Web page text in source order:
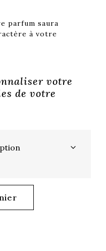
parfum saura
à votre
votre
de votre